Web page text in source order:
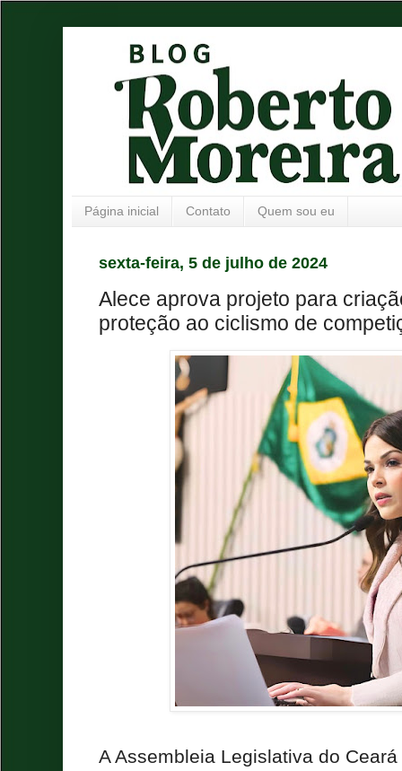
Página inicial Contato Quem sou eu
sexta-feira, 5 de julho de 2024
Alece aprova projeto para
proteção ao ciclismo de
A Assembleia Legislativa do